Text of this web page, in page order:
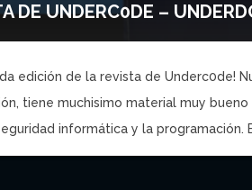
DE UNDERC0DE –
edición de la revista de Underc0de!
tiene muchisimo material muy
informática y la programación.